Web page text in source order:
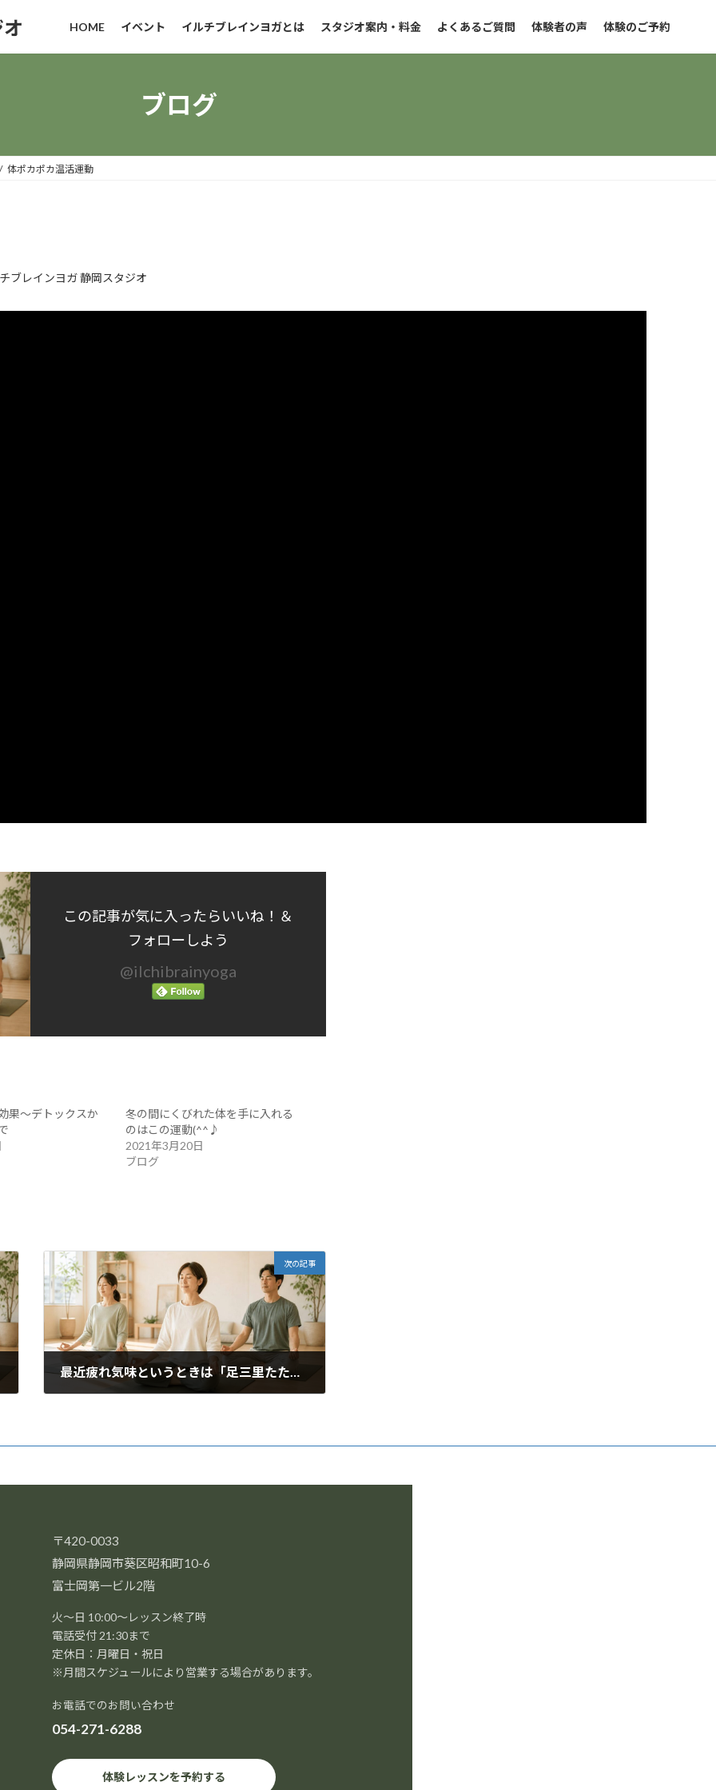
HOME イベント イルチブレインヨガとは スタジオ案内・料金 よくあるご質問 体験者の声 体験のご予約
ブログ
体ポカポカ温活運動
ブレインヨガ 静岡スタジオ
この記事が気に入ったらいいね！＆
フォローしよう
@ilchibrainyoga
果～デトックスか
冬の間にくびれた体を手に入れる
のはこの運動(^^♪
2021年3月20日
ブログ
次の記事
最近疲れ気味というときは「足三里たたき！」
〒420-0033
静岡県静岡市葵区昭和町10-6
富士岡第一ビル2階
火～日 10:00～レッスン終了時
電話受付 21:30まで
定休日：月曜日・祝日
※月間スケジュールにより営業する場合があります。
お電話でのお問い合わせ
054-271-6288
体験レッスンを予約する